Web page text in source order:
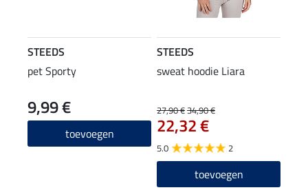
STEEDS
pet Sporty
9,99 €
toevoegen
STEEDS
sweat hoodie Liara
27,90 €34,90 €
22,32 €
5.0 2
toevoegen